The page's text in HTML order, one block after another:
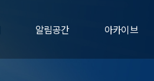
알림공간 아카이브